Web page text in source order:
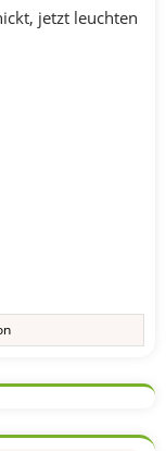
jetzt leuchten